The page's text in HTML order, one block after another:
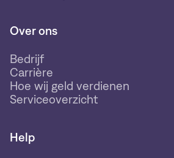
Over ons
Bedrijf
Carrière
Hoe wij geld verdienen
Serviceoverzicht
Help